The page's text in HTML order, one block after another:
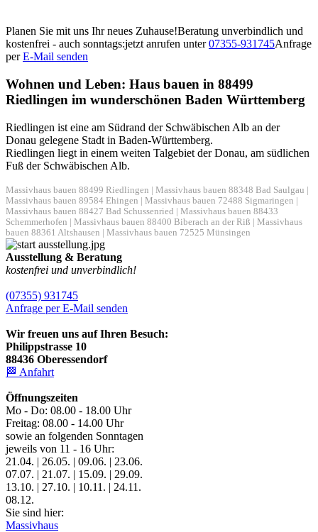
Planen Sie mit uns Ihr neues Zuhause!Beratung unverbindlich und
kostenfrei - auch sonntags:jetzt anrufen unter07355-931745Anfrage
perE-Mail senden
Wohnen und Leben: Haus bauen in 88499
Riedlingen im wunderschönen Baden Württemberg
Riedlingen ist eine am Südrand der Schwäbischen Alb an der
Donau gelegene Stadt in Baden-Württemberg.
Riedlingen liegt in einem weiten Talgebiet der Donau, am südlichen
Fuß der Schwäbischen Alb.
Massivhaus bauen 88499 Riedlingen | Massivhaus bauen 88348 Bad Saulgau |
Massivhaus bauen 89584 Ehingen | Massivhaus bauen 72488 Sigmaringen |
Massivhaus bauen 88427 Bad Schussenried | Massivhaus bauen 88433
Schemmerhofen | Massivhaus bauen 88400 Biberach an der Riß | Massivhaus
bauen 88361 Altshausen | Massivhaus bauen 72525 Münsingen
Ausstellung & Beratung
kostenfrei und unverbindlich!
(07355) 931745
Anfrage per E-Mail senden
Wir freuen uns auf Ihren Besuch:
Philippstrasse 10
88436 Oberessendorf
🏁 Anfahrt
Öffnungszeiten
Mo - Do: 08.00 - 18.00 Uhr
Freitag: 08.00 - 14.00 Uhr
sowie an folgenden Sonntagen
jeweils von 11 - 16 Uhr:
21.04. | 26.05. | 09.06. | 23.06.
07.07. | 21.07. | 15.09. | 29.09.
13.10. | 27.10. | 10.11. | 24.11.
08.12.
Sie sind hier:
Massivhaus